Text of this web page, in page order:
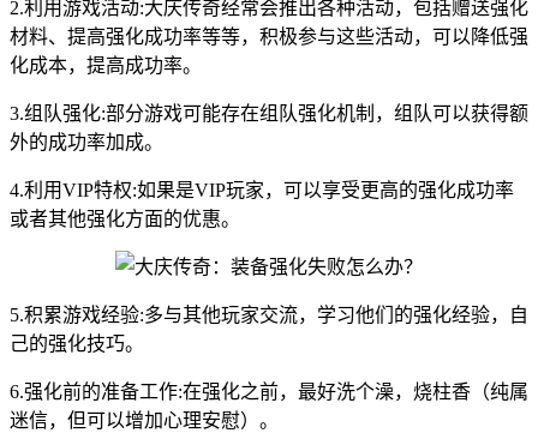
2.利用游戏活动:大庆传奇经常会推出各种活动，包括赠送强化
材料、提高强化成功率等等，积极参与这些活动，可以降低强
化成本，提高成功率。
3.组队强化:部分游戏可能存在组队强化机制，组队可以获得额
外的成功率加成。
4.利用VIP特权:如果是VIP玩家，可以享受更高的强化成功率
或者其他强化方面的优惠。
5.积累游戏经验:多与其他玩家交流，学习他们的强化经验，自
己的强化技巧。
6.强化前的准备工作:在强化之前，最好洗个澡，烧柱香（纯属
迷信，但可以增加心理安慰）。